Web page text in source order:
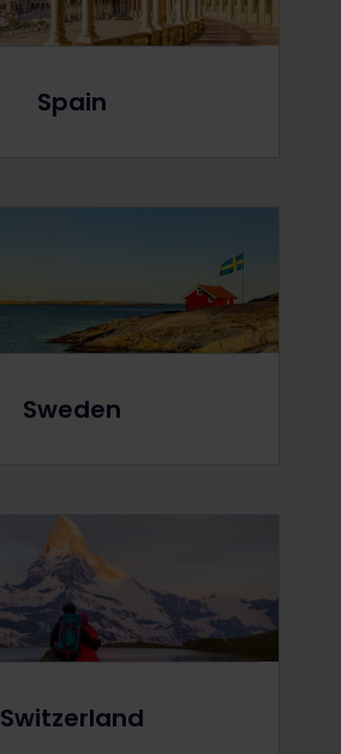
Spain
Sweden
Switzerland